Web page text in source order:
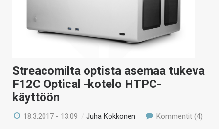
Streacomilta optista asemaa tukeva
F12C Optical -kotelo HTPC-
käyttöön
18.3.2017 - 13:09 /Juha Kokkonen Kommentit (4)